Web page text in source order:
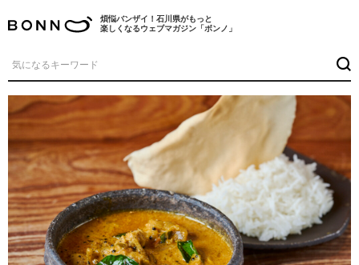
煩悩バンザイ！石川県がもっと
楽しくなるウェブマガジン「ボンノ」